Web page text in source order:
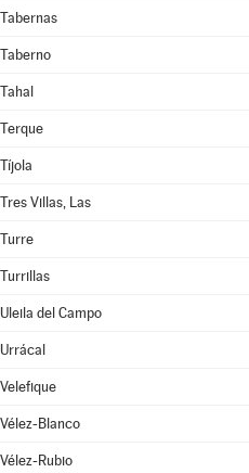
Tabernas
Taberno
Tahal
Terque
Tíjola
Tres Villas, Las
Turre
Turrillas
Uleila del Campo
Urrácal
Velefique
Vélez-Blanco
Vélez-Rubio